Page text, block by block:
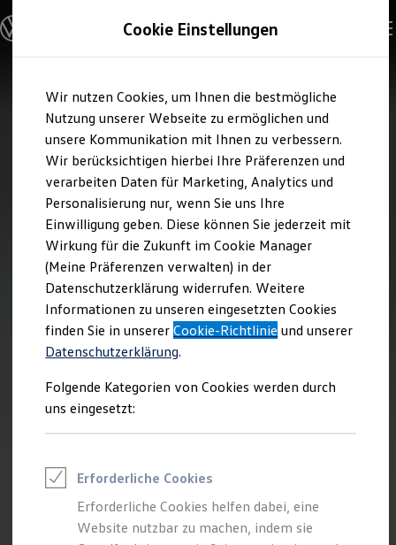
Hauptinhalt
springen
Footer
springen
Modelle und Konfigurator
Konfigurator
Modelle vergleichen
Elektroautos
ENERGY Sondermodelle
Nutzfahrzeuge
SUV und CUV
Familienautos
Kombis
Kompaktwagen
Sportwagen
Schnell verfügbare Fahrzeuge
Angebote und Produkte
Aktuelle Angebote
E-Auto-Förderung
Volkswagen Marktplatz
Die ENERGY Sondermodelle
Junge Gebrauchtwagen und Gebrauchtwagen
Volkswagen Zertifizierte Gebrauchtwagen
Elektromobilität bei Gebrauchtwagen
Saisonangebote
Reifenpakete
Leasing
Leasing-Angebote
Elektroauto Leasing
Kleinwagen-Leasing
Leasing ohne Anzahlung
Finanzierung
Cookie Einstellungen
Wir nutzen Cookies, um Ihnen die bestmögliche
Nutzung unserer Webseite zu ermöglichen und
unsere Kommunikation mit Ihnen zu verbessern.
Wir berücksichtigen hierbei Ihre Präferenzen und
verarbeiten Daten für Marketing, Analytics und
Personalisierung nur, wenn Sie uns Ihre
Einwilligung geben. Diese können Sie jederzeit mit
Wirkung für die Zukunft im Cookie Manager
(Meine Präferenzen verwalten) in der
Datenschutzerklärung widerrufen. Weitere
Informationen zu unseren eingesetzten Cookies
finden Sie in unsererCookie-Richtlinie und unserer
Datenschutzerklärung.
Folgende Kategorien von Cookies werden durch
uns eingesetzt:
Erforderliche Cookies
Erforderliche Cookies helfen dabei, eine
Website nutzbar zu machen, indem sie